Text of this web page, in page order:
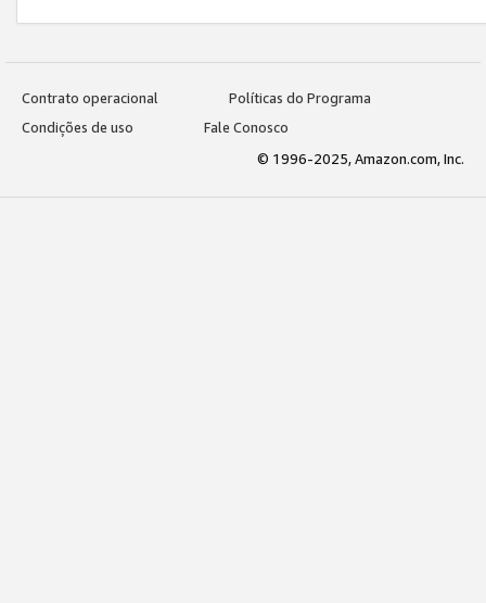
Contrato operacional
Políticas do Programa
Condições de uso
Fale Conosco
© 1996-2025, Amazon.com, Inc.